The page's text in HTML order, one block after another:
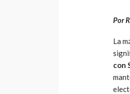
Por
La
con